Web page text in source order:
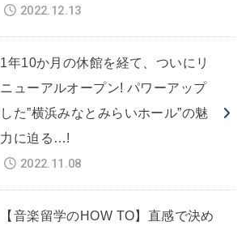
2022.12.13
1年10か月の休館を経て、ついにリ
ニューアルオープン! パワーアップ
した”横浜みなとみらいホール”の魅
力に迫る…!
2022.11.08
【音楽留学のHOW TO】直感で決め